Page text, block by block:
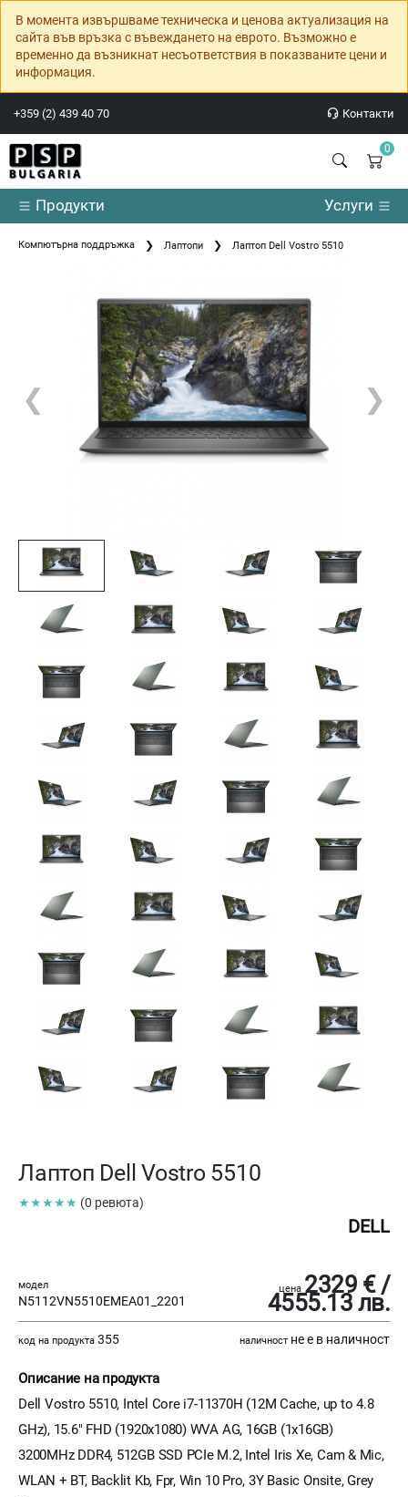
В момента извършваме техническа и ценова актуализация на
сайта във връзка с въвеждането на еврото. Възможно е
временно да възникнат несъответствия в показваните цени и
информация.
+359 (2) 439 40 70 Контакти
0
Продукти Услуги
Компютърна поддръжка Лаптопи Лаптоп Dell Vostro 5510
❮ ❯
Лаптоп Dell Vostro 5510
★★★★★ (0 ревюта)
DELL
модел
N5112VN5510EMEA01_2201
цена 2329 € /
4555.13 лв.
код на продукта 355 наличност не е в наличност
Описание на продукта
Dell Vostro 5510, Intel Core i7-11370H (12M Cache, up to 4.8
GHz), 15.6" FHD (1920x1080) WVA AG, 16GB (1x16GB)
3200MHz DDR4, 512GB SSD PCIe M.2, Intel Iris Xe, Cam & Mic,
WLAN + BT, Backlit Kb, Fpr, Win 10 Pro, 3Y Basic Onsite, Grey